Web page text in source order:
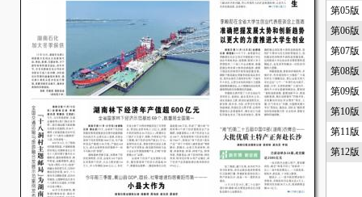
第05
第06
第07
第08版
第09版
第10
第11
第12